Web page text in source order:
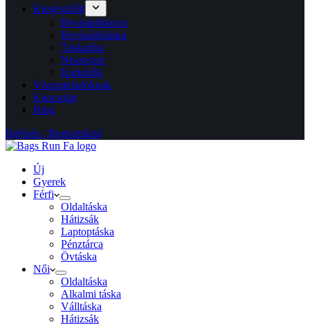
Kiegészítők
Bevásárlókocsi
Bevásárlótáska
Táskadísz
Neszeszer
Karkötők
Viszonteladóknak
Kapcsolat
Blog
Belépés / Regisztráció
Új
Gyerek
Férfi
Oldaltáska
Hátizsák
Laptoptáska
Pénztárca
Övtáska
Női
Oldaltáska
Alkalmi táska
Válltáska
Hátizsák